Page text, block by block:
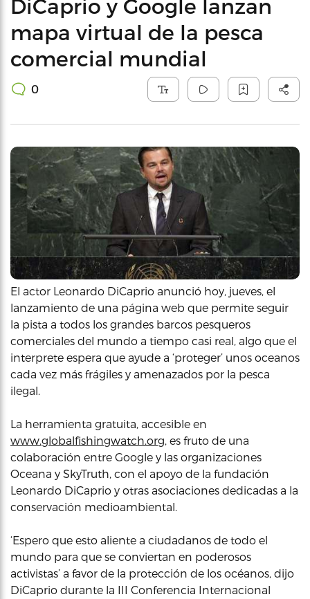
DiCaprio y Google lanzan
mapa virtual de la pesca
comercial mundial
0
El actor Leonardo DiCaprio anunció hoy, jueves, el
lanzamiento de una página web que permite seguir
la pista a todos los grandes barcos pesqueros
comerciales del mundo a tiempo casi real, algo que el
interprete espera que ayude a ‘proteger’ unos oceanos
cada vez más frágiles y amenazados por la pesca
ilegal.
La herramienta gratuita, accesible en
www.globalfishingwatch.org, es fruto de una
colaboración entre Google y las organizaciones
Oceana y SkyTruth, con el apoyo de la fundación
Leonardo DiCaprio y otras asociaciones dedicadas a la
conservación medioambiental.
‘Espero que esto aliente a ciudadanos de todo el
mundo para que se conviertan en poderosos
activistas’ a favor de la protección de los océanos, dijo
DiCaprio durante la III Conferencia Internacional